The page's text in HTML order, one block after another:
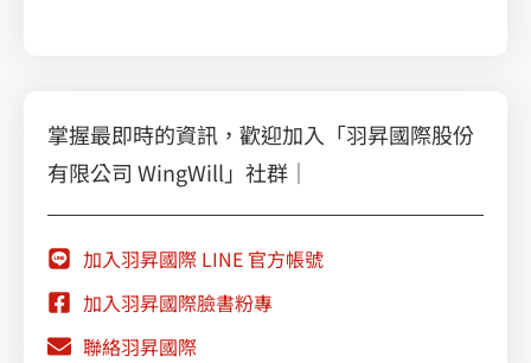
掌握最即時的資訊，歡迎加入「羽昇國際股份
有限公司 WingWill」社群｜
加入羽昇國際 LINE 官方帳號
加入羽昇國際臉書粉專
聯絡羽昇國際